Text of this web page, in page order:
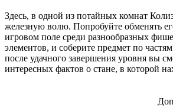
Здесь, в одной из потайных комнат
железную волю. Попробуйте обменять
игровом поле среди разнообразных
элементов, и соберите предмет по
после удачного завершения уровня вы
интересных фактов о стане, в которой